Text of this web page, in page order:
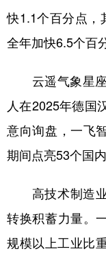
快1.1个百分点，
全年加快6.5个百
云遥气象星座
人在2025年德国
意向询盘，一飞
期间点亮53个国
高技术制造业
转换积蓄力量。
规模以上工业比